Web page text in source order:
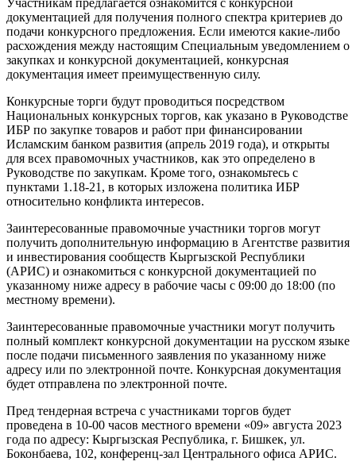
Участникам предлагается ознакомится с конкурсной
документацией для получения полного спектра критериев до
подачи конкурсного предложения. Если имеются какие-либо
расхождения между настоящим Специальным уведомлением о
закупках и конкурсной документацией, конкурсная
документация имеет преимущественную силу.
Конкурсные торги будут проводиться посредством
Национальных конкурсных торгов, как указано в Руководстве
ИБР по закупке товаров и работ при финансировании
Исламским банком развития (апрель 2019 года), и открыты
для всех правомочных участников, как это определено в
Руководстве по закупкам. Кроме того, ознакомьтесь с
пунктами 1.18-21, в которых изложена политика ИБР
относительно конфликта интересов.
Заинтересованные правомочные участники торгов могут
получить дополнительную информацию в Агентстве развития
и инвестирования сообществ Кыргызской Республики
(АРИС) и ознакомиться с конкурсной документацией по
указанному ниже адресу в рабочие часы с 09:00 до 18:00 (по
местному времени).
Заинтересованные правомочные участники могут получить
полный комплект конкурсной документации на русском языке
после подачи письменного заявления по указанному ниже
адресу или по электронной почте. Конкурсная документация
будет отправлена по электронной почте.
Пред тендерная встреча с участниками торгов будет
проведена в 10-00 часов местного времени «09» августа 2023
года по адресу: Кыргызская Республика, г. Бишкек, ул.
Боконбаева, 102, конференц-зал Центрального офиса АРИС.